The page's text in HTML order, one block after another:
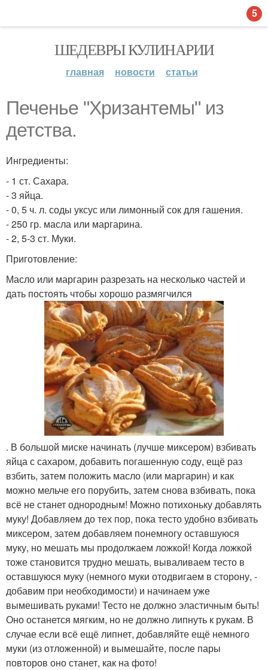
ШЕДЕВРЫ КУЛИНАРИИ
главная новости статьи
Печенье "Хризантемы" из
детства.
Ингредиенты:
- 1 ст. Сахара.
- 3 яйца.
- 0, 5 ч. л. соды уксус или лимонный сок для гашения.
- 250 гр. масла или маргарина.
- 2, 5-3 ст. Муки.
Приготовление:
Масло или маргарин разрезать на несколько частей и
дать постоять чтобы хорошо размягчился
. В большой миске начинать (лучше миксером) взбивать
яйца с сахаром, добавить погашенную соду, ещё раз
взбить, затем положить масло (или маргарин) и как
можно мельче его порубить, затем снова взбивать, пока
всё не станет однородным! Можно потихоньку добавлять
муку! Добавляем до тех пор, пока тесто удобно взбивать
миксером, затем добавляем понемногу оставшуюся
муку, но мешать мы продолжаем ложкой! Когда ложкой
тоже становится трудно мешать, вываливаем тесто в
оставшуюся муку (немного муки отодвигаем в сторону, -
добавим при необходимости) и начинаем уже
вымешивать руками! Тесто не должно эластичным быть!
Оно останется мягким, но не должно липнуть к рукам. В
случае если всё ещё липнет, добавляйте ещё немного
муки (из отложенной) и вымешайте, после пары
повторов оно станет, как на фото!
5